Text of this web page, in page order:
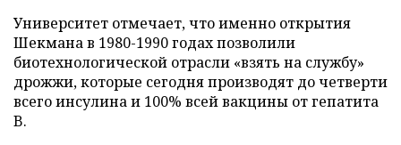
Университет отмечает, что именно открытия
Шекмана в 1980-1990 годах позволили
биотехнологической отрасли «взять на службу»
дрожжи, которые сегодня производят до четверти
всего инсулина и 100% всей вакцины от гепатита
B.